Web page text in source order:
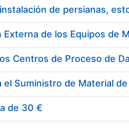
de persianas,
de 30 €